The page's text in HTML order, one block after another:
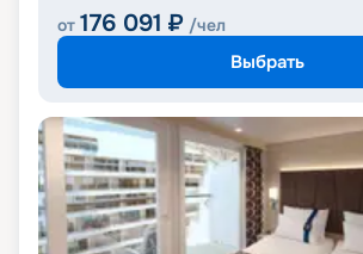
от 176 091 ₽ /чел
Выбрать